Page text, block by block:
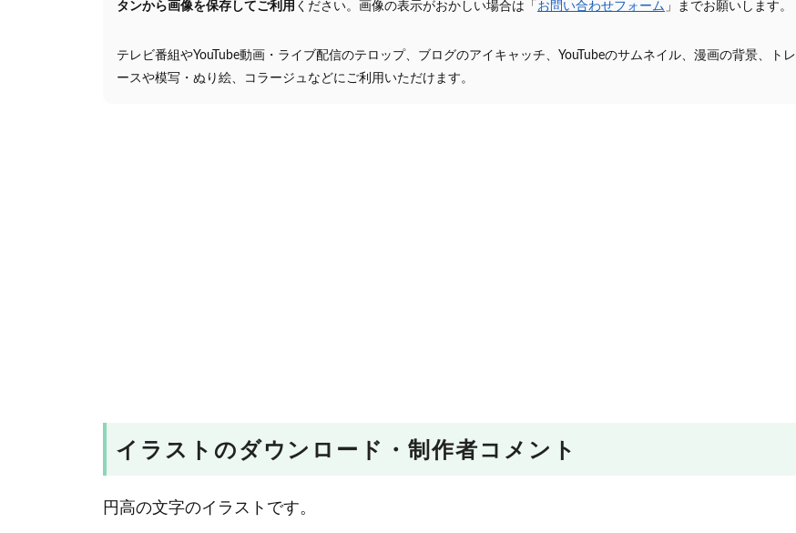
タンから画像を保存してご利用 ください。画像の表示がおかしい場合は「 お問い合わせフォーム 」までお願いします。
テレビ番組やYouTube動画・ライブ配信のテロップ、ブログのアイキャッチ、YouTubeのサムネイル、漫画の背景、トレ
ースや模写・ぬり絵、コラージュなどにご利用いただけます。
イラストのダウンロード・制作者コメント
円高の文字のイラストです。